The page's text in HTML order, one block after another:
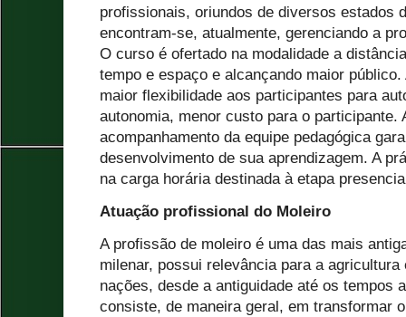
profissionais, oriundos de diversos estados
encontram-se, atualmente, gerenciando a
O curso é ofertado na modalidade a
tempo e espaço e alcançando maior
maior flexibilidade aos participantes para
autonomia, menor custo para o participante.
acompanhamento da equipe pedagógica
desenvolvimento de sua aprendizagem. A
na carga horária destinada à etapa
Atuação profissional do Moleiro
A profissão de moleiro é uma das mais
milenar, possui relevância para a
nações, desde a antiguidade até os tempos
consiste, de maneira geral, em transformar